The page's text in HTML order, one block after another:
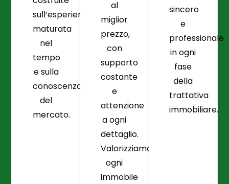
sull’esperienza
maturata
nel
tempo
e sulla
conoscenza
del
mercato.
al
miglior
prezzo,
con
supporto
costante
e
attenzione
a ogni
dettaglio.
Valorizziamo
ogni
immobile
sincero
e
professionale
in ogni
fase
della
trattativa
immobiliare.